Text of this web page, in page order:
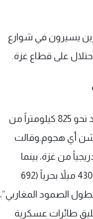
يسيرون في شوارع
على قطاع غزة.
أعلن “أسطول الصمود” العالمي لكسر الحصار عن غزة، أنه بات على بُعد نحو 825 كيلومتراً من
شن أي هجوم.وقالت
من غزة، بينما
أوضح أحد النشطاء على متن القارب “ألما” أن السفن أصبحت على بُعد 430 ميلاً بحرياً (692
الصمود المغاربي”،
طائرات عسكرية